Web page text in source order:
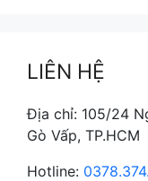
LIÊN HỆ
Địa chỉ: 105/24
Gò Vấp, TP.HCM
Hotline: